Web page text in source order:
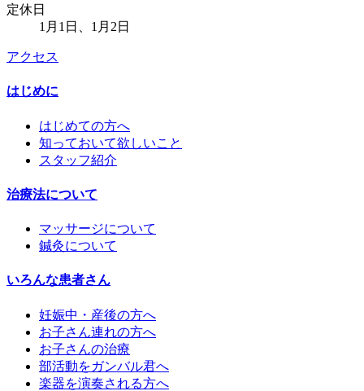
定休日
1月1日、1月2日
アクセス
はじめに
はじめての方へ
知っておいて欲しいこと
スタッフ紹介
治療法について
マッサージについて
鍼灸について
いろんな患者さん
妊娠中・産後の方へ
お子さん連れの方へ
お子さんの治療
部活動をガンバル君へ
楽器を演奏される方へ